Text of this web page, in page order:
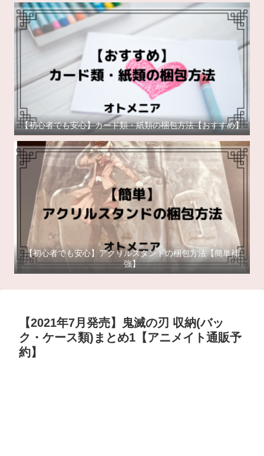
【初心者でも安心】カード類・紙類の梱包方法【おすすめ】
【初心者でも安心】アクリルスタンドの梱包方法【簡単補
強】
【2021年7月発売】鬼滅の刃 収納(バッ
ク・ケース類)まとめ1【アニメイト通販予
約】